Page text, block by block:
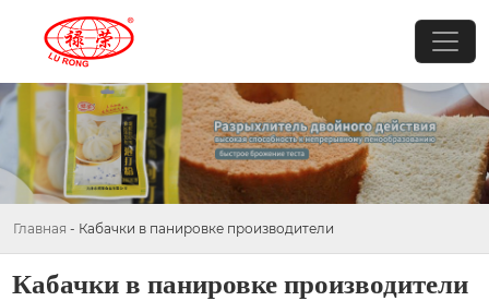
Главная - Кабачки в панировке производители
Кабачки в панировке производители